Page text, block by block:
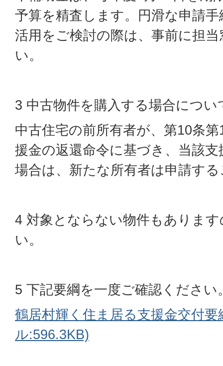
予算を精査します。円滑な申請
活用をご検討の際は、事前に担
い。
3 中古物件を購入する場合につい
中古住宅の前所有者が、第10条
援金の返還命令に基づき、当該
場合は、新たな所有者は申請す
4 対象とならない物件もありま
い。
5 下記要綱を一度ご確認ください
鶴居村輝く住ま居る支援金交付
ル:596.3KB)